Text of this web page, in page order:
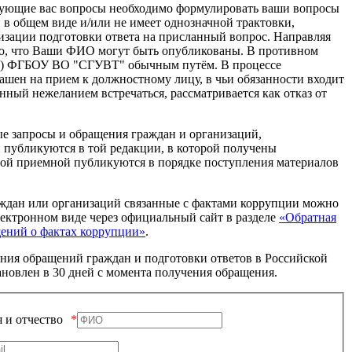
вас вопросы необходимо формулировать ваши вопросы
общем виде и/или не имеет однозначной трактовки,
подготовки ответа на присланный вопрос. Направляя
что Ваши ФИО могут быть опубликованы. В противном
ФГБОУ ВО "СГУВТ" обычным путём. В процеcсе
на прием к должностному лицу, в чьи обязанности входит
нежеланием встречаться, рассматривается как отказ от
запросы и обращения граждан и организаций,
в той редакции, в которой получены
приемной публикуются в порядке поступления материалов
или организаций связанные с фактами коррупции можно
виде через официальный сайт в разделе «Обратная
о фактах коррупции».
обращений граждан и подготовки ответов в Российской
в 30 дней с момента получения обращения.
отчество